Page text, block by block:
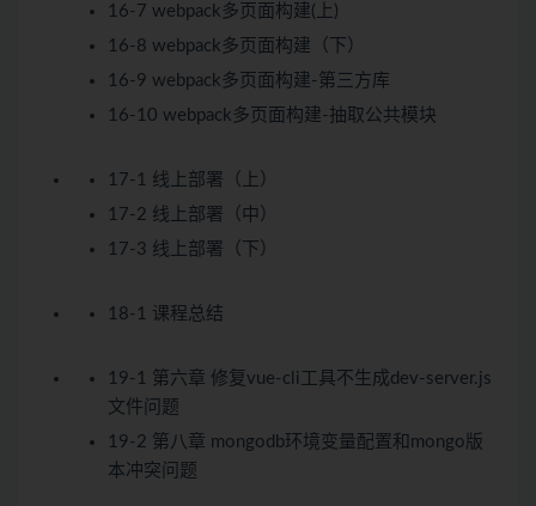
16-7 webpack多页面构建(上)
16-8 webpack多页面构建（下）
16-9 webpack多页面构建-第三方库
16-10 webpack多页面构建-抽取公共模块
17-1 线上部署（上）
17-2 线上部署（中）
17-3 线上部署（下）
18-1 课程总结
19-1 第六章 修复vue-cli工具不生成dev-server.js
文件问题
19-2 第八章 mongodb环境变量配置和mongo版
本冲突问题